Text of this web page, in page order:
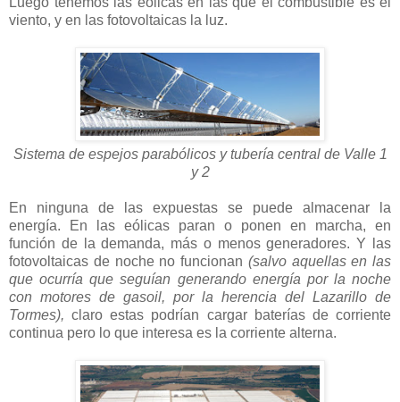
viento, y en las fotovoltaicas la luz.
Sistema de espejos parabólicos y tubería central de Valle 1
y 2
En ninguna de las expuestas se puede almacenar la
energía. En las eólicas paran o ponen en marcha, en
función de la demanda, más o menos generadores. Y las
fotovoltaicas de noche no funcionan (salvo aquellas en las
que ocurría que seguían generando energía por la noche
con motores de gasoil, por la herencia del Lazarillo de
Tormes),claro estas podrían cargar baterías de corriente
continua pero lo que interesa es la corriente alterna.